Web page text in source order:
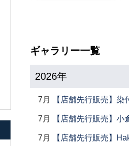
ギャラリー一覧
2026年
7月 【店舗先行販売】染
7月 【店舗先行販売】
7月 【店舗先行販売】